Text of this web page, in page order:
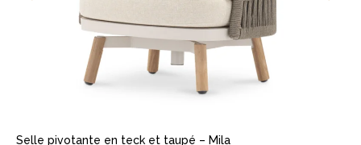
AJOUTER AU PANIER
Selle pivotante en teck et taupé – Mila